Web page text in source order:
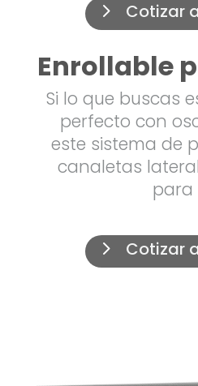
Cotizar
Enrollable
Si lo que buscas
perfecto con
este sistema de
canaletas
para
Cotizar